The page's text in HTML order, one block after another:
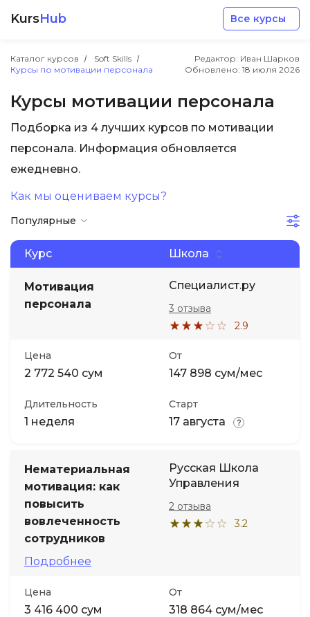
KursHub Все курсы
Каталог курсов
Soft Skills
Курсы по мотивации персонала
Редактор: Иван Шарков
Обновлено: 18 июля 2026
Курсы мотивации персонала
Подборка из 4 лучших курсов по мотивации
персонала. Информация обновляется
ежедневно.
Как мы оцениваем курсы?
Популярные
Курс Школа
Мотивация
персонала
Специалист.ру
2.9
3 отзыва
Цена
2 772 540 сум
От
147 898 сум/мес
Длительность
1 неделя
Старт
17 августа
Нематериальная
мотивация: как
повысить
вовлеченность
сотрудников
Подробнее
Русская Школа
Управления
3.2
2 отзыва
Цена
3 416 400 сум
От
318 864 сум/мес
Разработка
Дизайн
Аналитика
Менеджмент
Soft Skills
ДПО
Акции и промокоды